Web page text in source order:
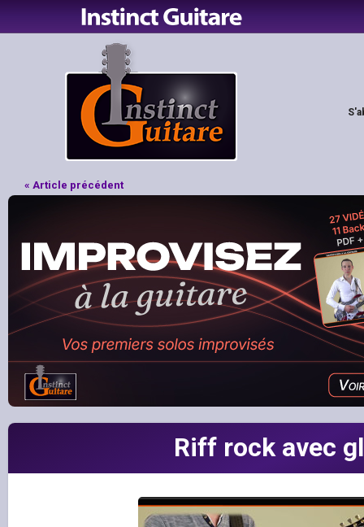
« Article précédent
Riff rock avec